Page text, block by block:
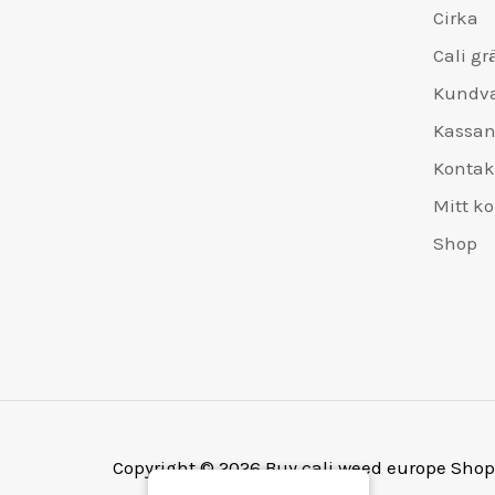
Cirka
Cali
Kassan
Mitt
Shop
Copyright © 2026 Buy cali weed europe